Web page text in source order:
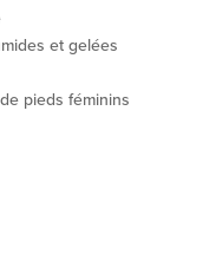
et gelées
pieds féminins